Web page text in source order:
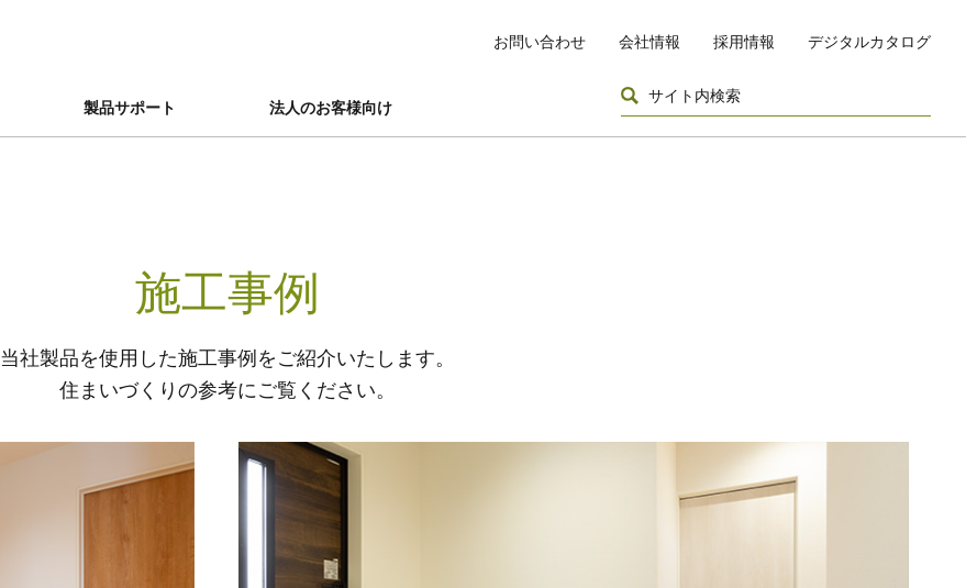
お問い合わせ 会社情報 採用情報 デジタルカタログ
製品サポート 法人のお客様向け
施工事例
当社製品を使用した施工事例をご紹介いたします。
住まいづくりの参考にご覧ください。